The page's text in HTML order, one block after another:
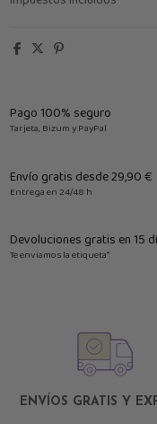
Pago 100% seguro
Tarjeta, Bizum y PayPal
Envío gratis desde 29,90 €
Entrega en 24/48 h
Devoluciones gratis en 15
Te enviamos la etiqueta*
ENVÍOS GRATIS Y